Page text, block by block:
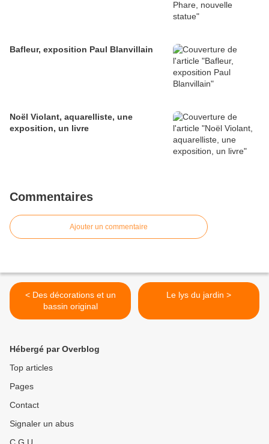
Bafleur, exposition Paul Blanvillain
Noël Violant, aquarelliste, une
exposition, un livre
Commentaires
Ajouter un commentaire
< Des décorations et un
bassin original
Le lys du jardin >
Hébergé par Overblog
Top articles
Pages
Contact
Signaler un abus